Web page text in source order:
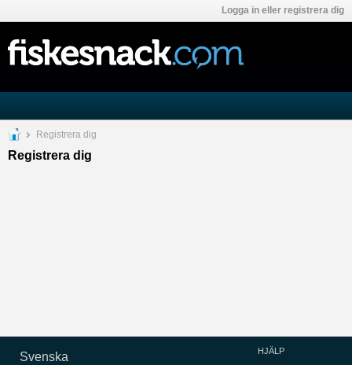
Logga in eller registrera dig
Registrera dig
Registrera dig
Svenska HJÄLP